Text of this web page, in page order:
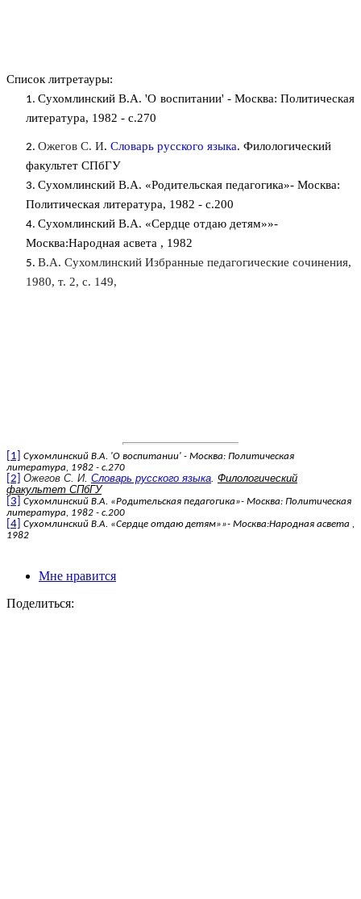
Список литретауры:
Сухомлинский В.А. 'О воспитании' - Москва: Политическая
литература, 1982 - с.270
Ожегов С. И. Словарь русского языка. Филологический
факультет СПбГУ
Сухомлинский В.А. «Родительская педагогика»- Москва:
Политическая литература, 1982 - с.200
Сухомлинский В.А. «Сердце отдаю детям»»-
Москва:Народная асвета , 1982
В.А. Сухомлинский Избранные педагогические сочинения,
1980, т. 2, с. 149,
[1]
Сухомлинский В.А. 'О воспитании' - Москва: Политическая
литература, 1982 - с.270
[2] Ожегов С. И. Словарь русского языка. Филологический
факультет СПбГУ
[3]
Сухомлинский В.А. «Родительская педагогика»- Москва: Политическая
литература, 1982 - с.200
[4]
Сухомлинский В.А. «Сердце отдаю детям»»- Москва:Народная асвета ,
1982
Мне нравится
Поделиться: